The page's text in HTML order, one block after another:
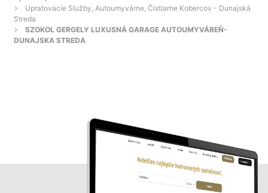
Upratovacie Služby, Autoumyvárne, Čistiarne Kobercov - Dunajská
Streda
SZOKOL GERGELY LUXUSNÁ GARAGE AUTOUMYVÁREŇ-
DUNAJSKA STREDA